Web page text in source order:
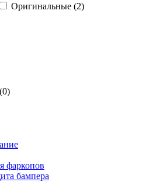
Оригинальные (2)
0)
фаркопов
бампера